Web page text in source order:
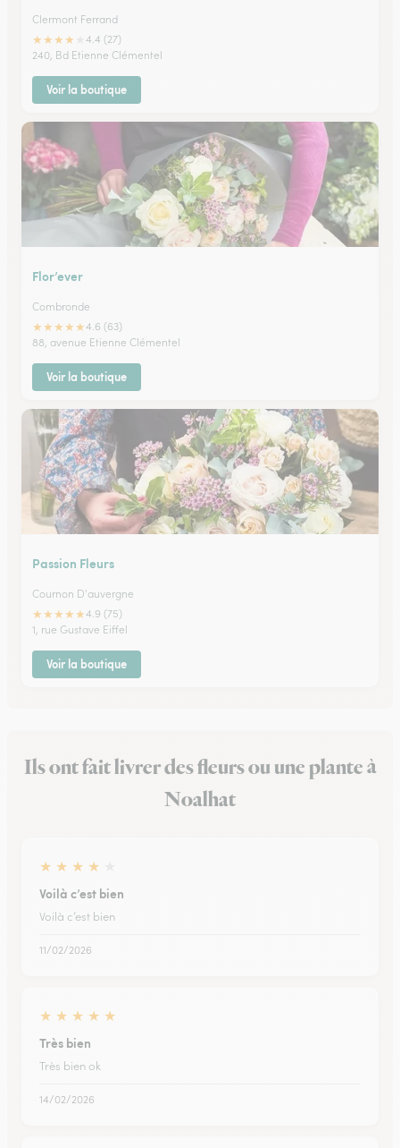
Clermont Ferrand
★★★★
4.4 (27)
240, Bd Etienne Clémentel
Voir la boutique
Flor’ever
Combronde
★★★★★4.6 (63)
88, avenue Etienne Clémentel
Voir la boutique
Passion Fleurs
Cournon D'auvergne
★★★★★4.9 (75)
1, rue Gustave Eiffel
Voir la boutique
Ils ont fait livrer des fleurs ou une plante à
Noalhat
★ ★ ★ ★
Voilà c’est bien
Voilà c’est bien
11/02/2026
★ ★ ★ ★ ★
Très bien
Très bien ok
14/02/2026